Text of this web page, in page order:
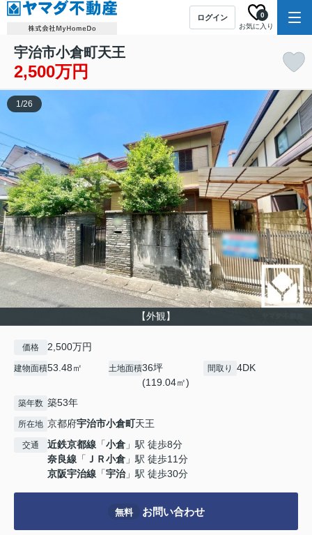
ログイン
お気に入り
0
宇治市小倉町天王
2,500万円
【外観】
1/26
価格 2,500万円
建物面積53.48㎡ 土地面積36坪
(119.04㎡)
間取り 4DK
築年数 築53年
所在地 京都府宇治市小倉町天王
交通 近鉄京都線 「小倉 」駅 徒歩8分
奈良線 「 ＪＲ小倉 」駅 徒歩11分
京阪宇治線 「宇治」駅 徒歩30分
無料 お問い合わせ